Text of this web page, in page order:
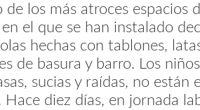
los más atroces espacios
el que se han instalado
hechas con tablones,
de basura y barro. Los
sucias y raídas, no están
Hace diez días, en jornada